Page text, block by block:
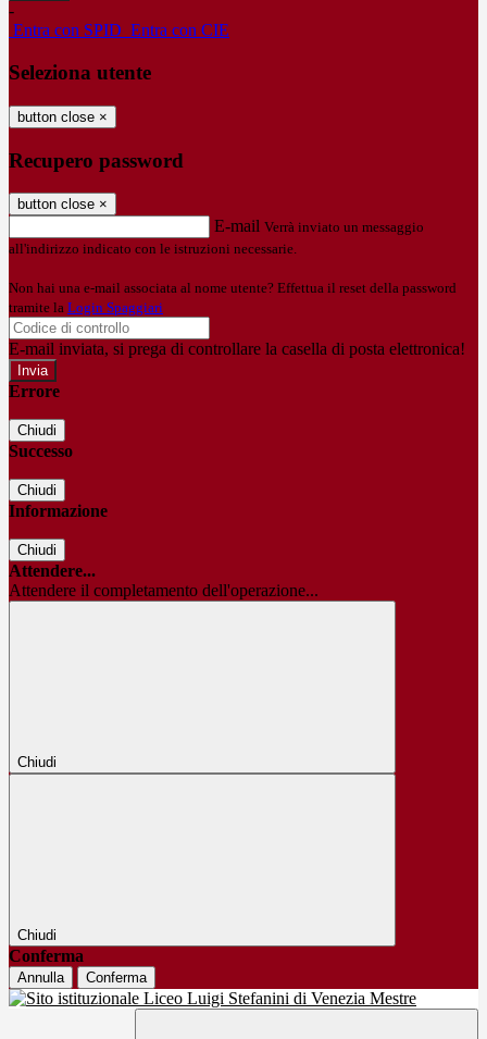
-
Entra con SPID Entra con CIE
Seleziona utente
button close ×
Recupero password
button close ×
E-mail Verrà inviato un messaggio
all'indirizzo indicato con le istruzioni necessarie.
Non hai una e-mail associata al nome utente? Effettua il reset della password
tramite la Login Spaggiari
E-mail inviata, si prega di controllare la casella di posta elettronica!
Errore
Chiudi
Successo
Chiudi
Informazione
Chiudi
Attendere...
Attendere il completamento dell'operazione...
Chiudi
Chiudi
Conferma
Annulla Conferma